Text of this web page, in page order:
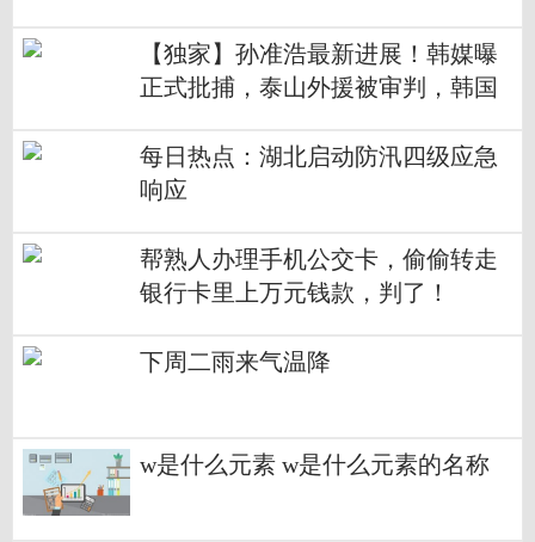
【独家】孙准浩最新进展！韩媒曝
正式批捕，泰山外援被审判，韩国
每日热点：湖北启动防汛四级应急
响应
帮熟人办理手机公交卡，偷偷转走
银行卡里上万元钱款，判了！
下周二雨来气温降
w是什么元素 w是什么元素的名称